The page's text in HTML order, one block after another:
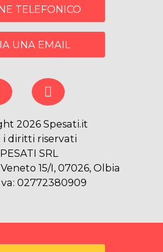
TELEFONICO
UNA EMAIL
2026 Spesati.it
diritti riservati
SRL
15/I, 07026, Olbia
02772380909